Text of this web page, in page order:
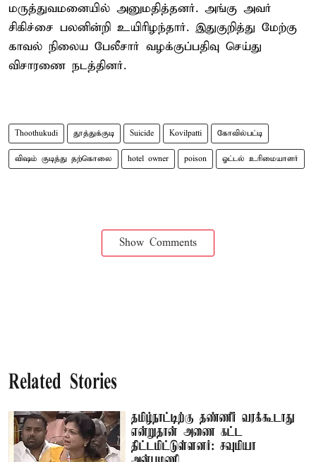
மருத்துவமனையில் அனுமதித்தனர். அங்கு அவர்
சிகிச்சை பலனின்றி உயிரிழந்தார். இதுகுறித்து மேற்கு
காவல் நிலைய பேலீசார் வழக்குப்பதிவு செய்து
விசாரணை நடத்தினர்.
Thoothukudi தூத்துக்குடி Suicide Kovilpatti கோவில்பட்டி
விஷம் குடித்து தற்கொலை hotel owner poison ஓட்டல் உரிமையாளர்
Show Comments
Related Stories
தமிழ்நாட்டிற்கு தண்ணீர் வரக்கூடாது
என்றுதான் அணை கட்ட
திட்டமிட்டுள்ளனர்: சவுமியா